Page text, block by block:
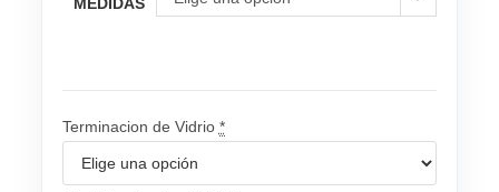
Terminacion de Vidrio *